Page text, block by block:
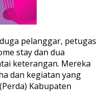
pelanggar, petugas
stay dan dua
keterangan. Mereka
dan kegiatan yang
Kabupaten